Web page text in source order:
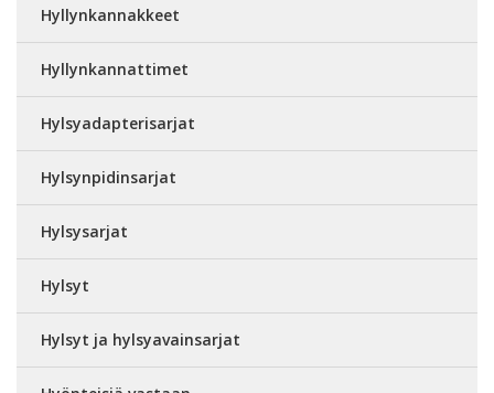
Hyllynkannakkeet
Hyllynkannattimet
Hylsyadapterisarjat
Hylsynpidinsarjat
Hylsysarjat
Hylsyt
Hylsyt ja hylsyavainsarjat